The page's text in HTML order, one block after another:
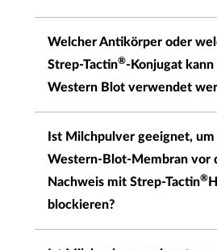
auf Western Blots wird die
2,5 mg/ml Avidin in PBS
Welcher Antikörper oder
Strep-Tactin®-Konjugat kann
Western Blot verwendet
HRP (2-1502-001) oder
HRP (2-1509-001) können
Strep-getag
® II- und Twin-
Proteinen in Western Blots
Ist Milchpulver geeignet, um
Western-Blot-Membran vor
Nachweis mit Strep-Tactin®
blockieren?